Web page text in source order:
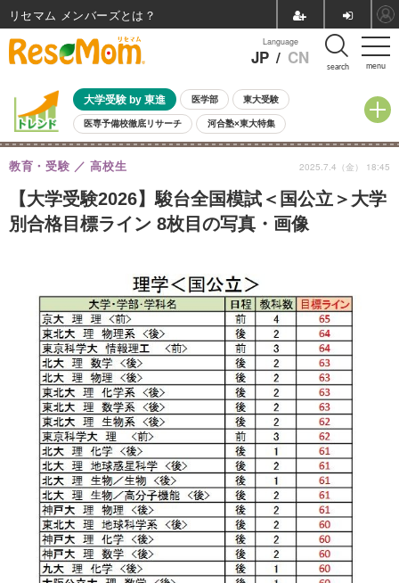
menu
Language
JP / CN search
大学受験 by 東進 医学部 東大受験
医専予備校徹底リサーチ 河合塾×東大特集
親子で考える大学選び 高校受験 中学受験 小学校受験
共通テスト 夏休み
8月開催イベント・WS 全国公立高校 過去問 人気記事
自由研究教材（小学生向け） 自由研究教材（中学生向け） ランキング
【大学受験2026】駿台全国模試＜国公立＞大学
別合格目標ライン 8枚目の写真・画像
教育・受験 高校生 2025.7.4（金） 18:45
リセマム メンバーズ